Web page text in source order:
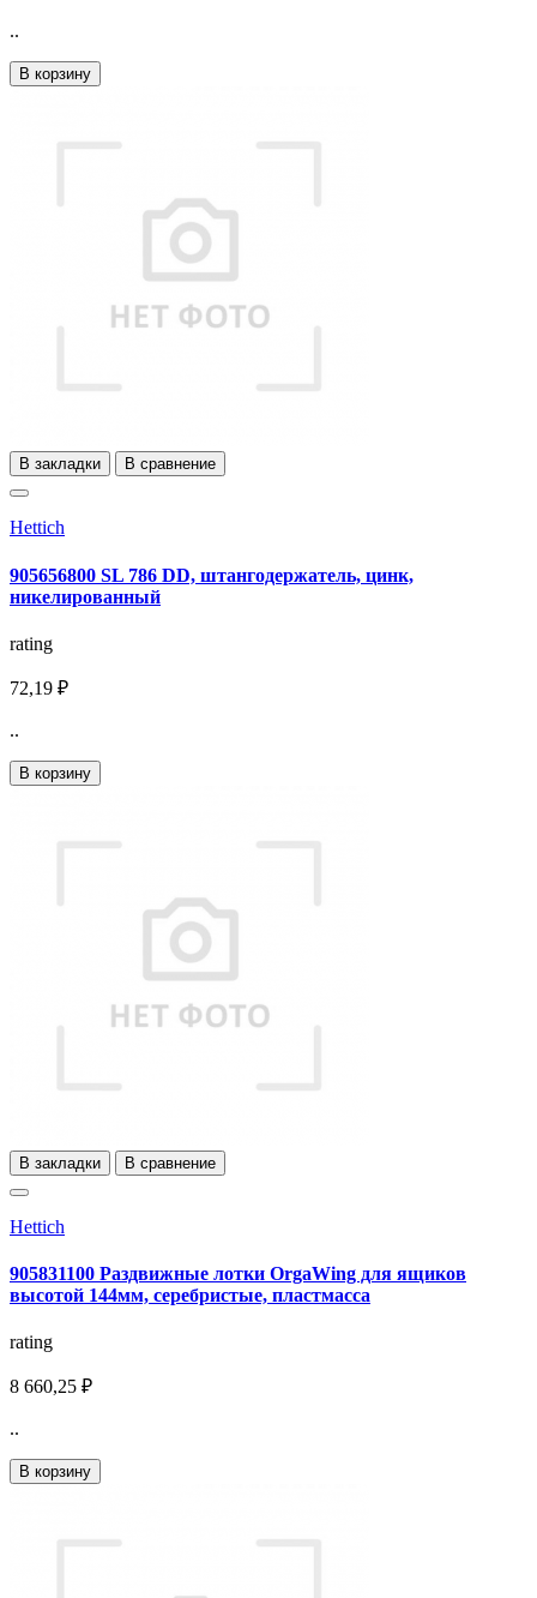
..
В корзину
В закладки В сравнение
Hettich
905656800 SL 786 DD, штангодержатель, цинк,
никелированный
rating
72,19 ₽
..
В корзину
В закладки В сравнение
Hettich
905831100 Раздвижные лотки OrgaWing для ящиков
высотой 144мм, серебристые, пластмасса
rating
8 660,25 ₽
..
В корзину